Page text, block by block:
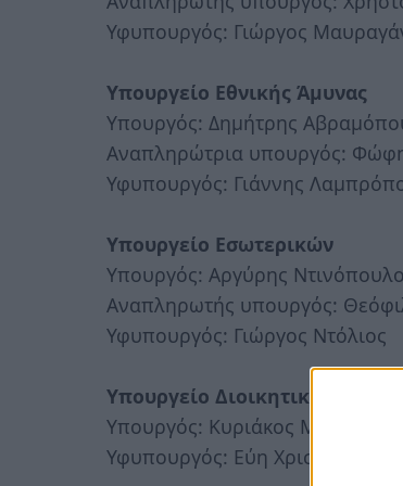
Υφυπουργός: Γιώργος
Υπουργείο Εθνικής Άμυνας
Υπουργός: Δημήτρης
Αναπληρώτρια υπουργός:
Υφυπουργός: Γιάννης
Υπουργείο Εσωτερικών
Υπουργός: Αργύρης
Αναπληρωτής υπουργός:
Υφυπουργός: Γιώργος Ντόλιος
Υπουργείο Διοικητικής
Υπουργός: Κυριάκος Μητσοτάκης
Υφυπουργός: Εύη